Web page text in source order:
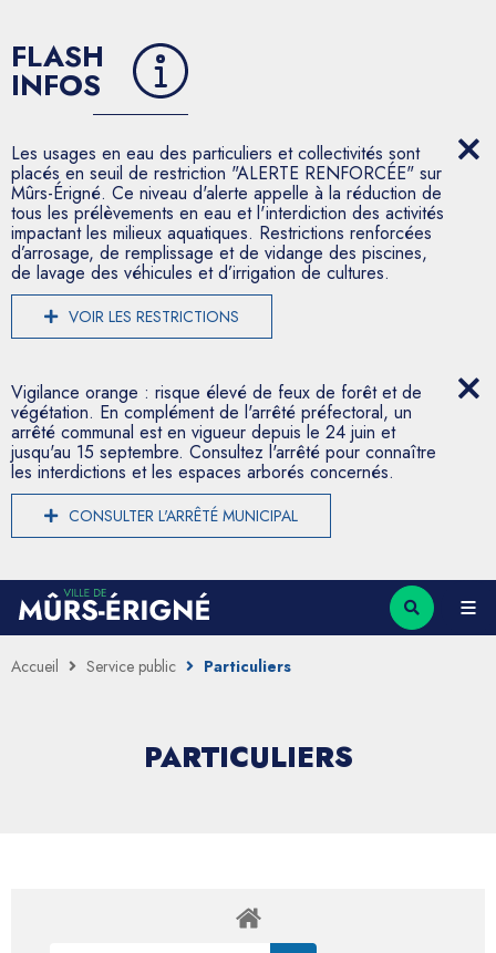
FLASH
INFOS
Les usages en eau des particuliers et collectivités sont
placés en seuil de restriction "ALERTE RENFORCÉE" sur
Mûrs-Érigné. Ce niveau d'alerte appelle à la réduction de
tous les prélèvements en eau et l'interdiction des activités
impactant les milieux aquatiques. Restrictions renforcées
d’arrosage, de remplissage et de vidange des piscines,
de lavage des véhicules et d’irrigation de cultures.
VOIR LES RESTRICTIONS
Vigilance orange : risque élevé de feux de forêt et de
végétation. En complément de l'arrêté préfectoral, un
arrêté communal est en vigueur depuis le 24 juin et
jusqu'au 15 septembre. Consultez l'arrêté pour connaître
les interdictions et les espaces arborés concernés.
CONSULTER L'ARRÊTÉ MUNICIPAL
Accueil Service public Particuliers
PARTICULIERS